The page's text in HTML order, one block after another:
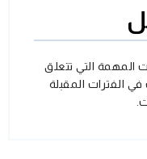
المهمة التي تتعلق
الفترات المقبلة